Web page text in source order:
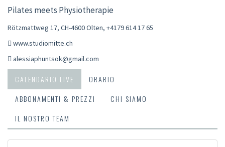
Pilates meets Physiotherapie
Rötzmattweg 17, CH-4600 Olten, +4179 614 17 65
www.studiomitte.ch
alessiaphuntsok@gmail.com
CALENDARIO LIVE
ORARIO
ABBONAMENTI & PREZZI
CHI SIAMO
IL NOSTRO TEAM